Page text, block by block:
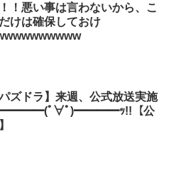
！悪い事は言わないから、こ
けは確保しておけ
パズドラ】来週、公式放送実施
━━━━(ﾟ∀ﾟ)━━━━ｯ!!【公